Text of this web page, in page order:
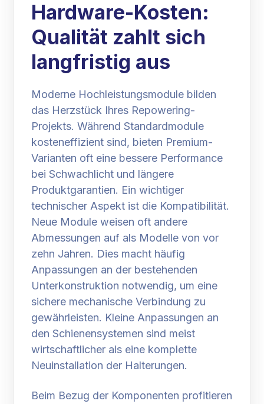
Hardware-Kosten:
Qualität zahlt sich
langfristig aus
Moderne Hochleistungsmodule bilden
das Herzstück Ihres Repowering-
Projekts. Während Standardmodule
kosteneffizient sind, bieten Premium-
Varianten oft eine bessere Performance
bei Schwachlicht und längere
Produktgarantien. Ein wichtiger
technischer Aspekt ist die Kompatibilität.
Neue Module weisen oft andere
Abmessungen auf als Modelle von vor
zehn Jahren. Dies macht häufig
Anpassungen an der bestehenden
Unterkonstruktion notwendig, um eine
sichere mechanische Verbindung zu
gewährleisten. Kleine Anpassungen an
den Schienensystemen sind meist
wirtschaftlicher als eine komplette
Neuinstallation der Halterungen.
Beim Bezug der Komponenten profitieren